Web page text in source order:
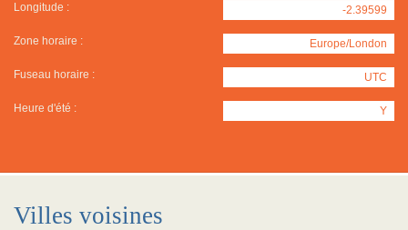
Longitude : -2.39599
Zone horaire : Europe/London
Fuseau horaire : UTC
Heure d'été : Y
Villes voisines